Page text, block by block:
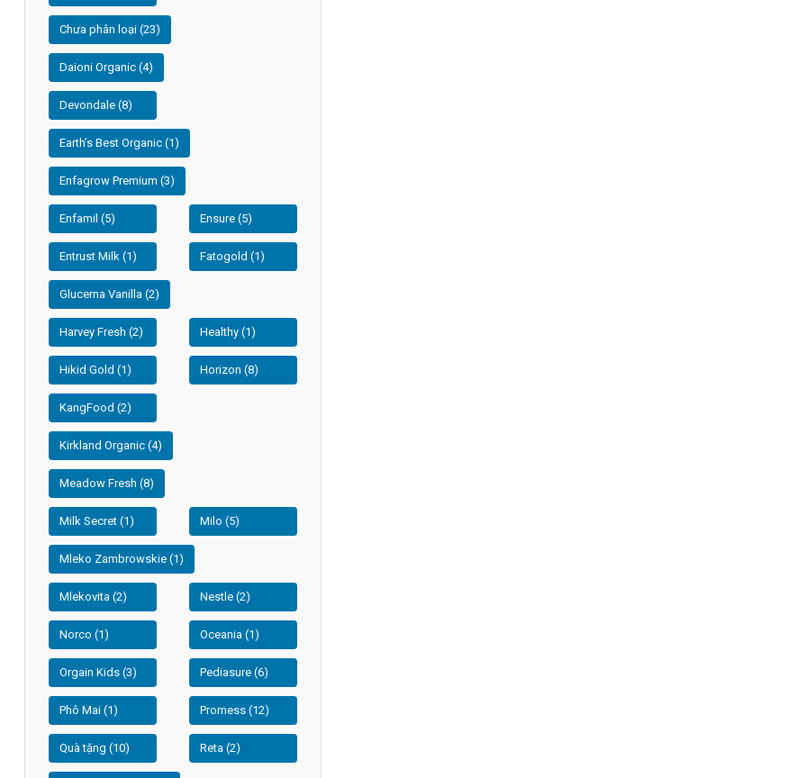
Chưa phân loại (23)
Daioni Organic (4)
Devondale (8)
Earth’s Best Organic (1)
Enfagrow Premium (3)
Enfamil (5) Ensure (5)
Entrust Milk (1) Fatogold (1)
Glucerna Vanilla (2)
Harvey Fresh (2) Healthy (1)
Hikid Gold (1) Horizon (8)
KangFood (2)
Kirkland Organic (4)
Meadow Fresh (8)
Milk Secret (1) Milo (5)
Mleko Zambrowskie (1)
Mlekovita (2) Nestle (2)
Norco (1) Oceania (1)
Orgain Kids (3) Pediasure (6)
Phô Mai (1) Promess (12)
Quà tặng (10) Reta (2)